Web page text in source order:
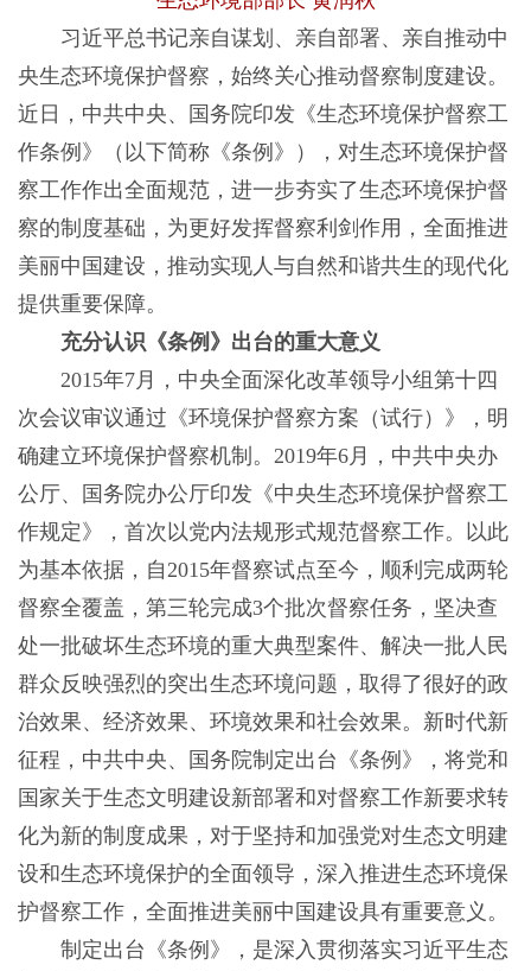
习近平总书记亲自谋划、亲自部署、亲自推动中
央生态环境保护督察，始终关心推动督察制度建设。
近日，中共中央、国务院印发《生态环境保护督察工
作条例》（以下简称《条例》），对生态环境保护督
察工作作出全面规范，进一步夯实了生态环境保护督
察的制度基础，为更好发挥督察利剑作用，全面推进
美丽中国建设，推动实现人与自然和谐共生的现代化
提供重要保障。
充分认识《条例》出台的重大意义
2015年7月，中央全面深化改革领导小组第十四
次会议审议通过《环境保护督察方案（试行）》，明
确建立环境保护督察机制。2019年6月，中共中央办
公厅、国务院办公厅印发《中央生态环境保护督察工
作规定》，首次以党内法规形式规范督察工作。以此
为基本依据，自2015年督察试点至今，顺利完成两轮
督察全覆盖，第三轮完成3个批次督察任务，坚决查
处一批破坏生态环境的重大典型案件、解决一批人民
群众反映强烈的突出生态环境问题，取得了很好的政
治效果、经济效果、环境效果和社会效果。新时代新
征程，中共中央、国务院制定出台《条例》，将党和
国家关于生态文明建设新部署和对督察工作新要求转
化为新的制度成果，对于坚持和加强党对生态文明建
设和生态环境保护的全面领导，深入推进生态环境保
护督察工作，全面推进美丽中国建设具有重要意义。
制定出台《条例》，是深入贯彻落实习近平生态